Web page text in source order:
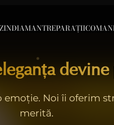
devine
emoție. Noi îi oferim
merită.
DIAMANTREPARAȚII